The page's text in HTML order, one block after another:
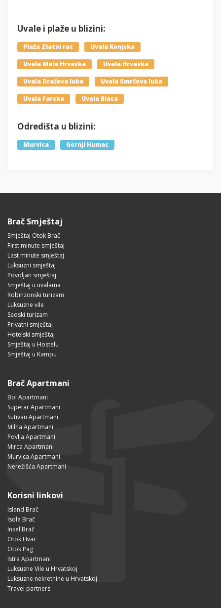
Uvale i plaže u blizini:
Plaža Zlatni rat Uvala Konjska
Uvala Mala Hrvaska Uvala Hrvaska
Uvala Dračeva luka Uvala Smrčeva luka
Uvala Farska Uvala Blaca
Odredišta u blizini:
Murvica Gornji Humac
Brač Smještaj
Smještaj Otok Brač
First minute smještaj
Last minute smještaj
Luksuzni smještaj
Povoljan smještaj
Smještaj u uvalama
Robinzonski turizam
Luksuzne vile
Seoski turizam
Privatni smještaj
Hotelski smještaj
Smještaj u Hostelu
Smještaj u Kampu
Brač Apartmani
Bol Apartmani
Supetar Apartmani
Sutivan Apartmani
Milna Apartmani
Povlja Apartmani
Mirca Apartmani
Murvica Apartmani
Nerežišća Apartmani
Korisni linkovi
Island Brač
Isola Brač
Insel Brač
Otok Hvar
Otok Pag
Istra Apartmani
Luksuzne Vile u Hrvatskoj
Luksuzne nekretnine u Hrvatskoj
Travel partners